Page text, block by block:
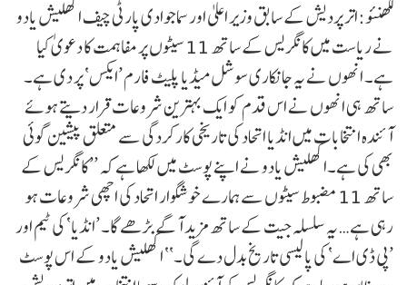
لکھنئو:اتر پردیش کے سابق وزیر اعلیٰ اور سماجوادی پارٹی چیف اکھلیش یادو
نے ریاست میں کانگریس کے ساتھ 11 سیٹوں پر مفاہمت کا دعویٰ کیا
ہے۔ انھوں نے یہ جانکاری سوشل میڈیا پلیٹ فارم ’ایکس‘ پر دی ہے۔
ساتھ ہی انھوں نے اس قدم کو ایک بہترین شروعات قرار دیتے ہوئے
آئندہ انتخابات میں انڈیا اتحاد کی تاریخی کارکردگی سے متعلق پیشین گوئی
بھی کی ہے۔اکھلیش یادو نے اپنے پوسٹ میں لکھا ہے کہ ’’کانگریس کے
ساتھ 11 مضبوط سیٹوں سے ہمارے خوشگوار اتحاد کی اچھی شروعات ہو
رہی ہے… یہ سلسلہ جیت کے ساتھ مزید آگے بڑھے گا۔ ’انڈیا‘ کی ٹیم اور
’پی ڈی اے‘ کی پالیسی تاریخ بدل دے گی۔‘‘ اکھلیش یادو کے اس پوسٹ